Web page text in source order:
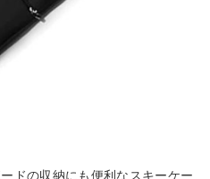
ドの収納にも便利なスキーケー